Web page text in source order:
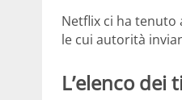
Netflix ci ha tenuto
le cui autorità
L’elenco dei